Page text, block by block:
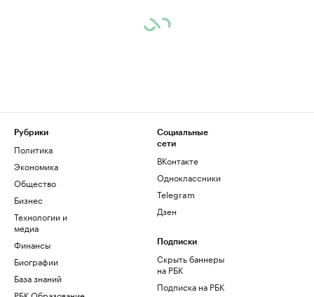
Рубрики
Политика
Экономика
Общество
Бизнес
Технологии и
медиа
Финансы
Биографии
База знаний
Социальные
сети
ВКонтакте
Одноклассники
Telegram
Дзен
Подписки
Скрыть баннеры
на РБК
Подписка на РБК